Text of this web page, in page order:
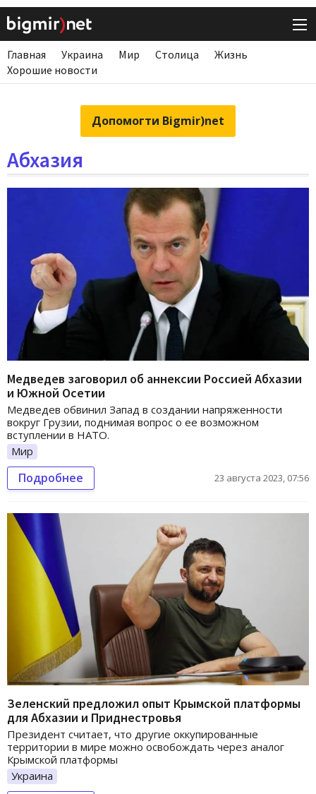
Главная Украина Мир Столица
Жизнь
Хорошие новости
Допомогти Bigmir)net
Абхазия
Медведев заговорил об аннексии Россией Абхазии
и Южной Осетии
Медведев обвинил Запад в создании напряженности
вокруг Грузии, поднимая вопрос о ее возможном
вступлении в НАТО.
Мир
Подробнее 23 августа 2023, 07:56
Зеленский предложил опыт Крымской платформы
для Абхазии и Приднестровья
Президент считает, что другие оккупированные
территории в мире можно освобождать через аналог
Крымской платформы
Украина